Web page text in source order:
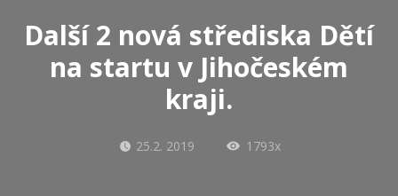
Další 2 nová střediska Dětí
na startu v Jihočeském
kraji.
25.2. 2019 1793x